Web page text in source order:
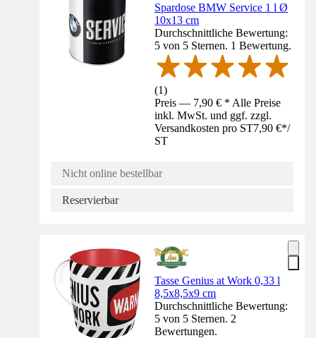
Spardose BMW Service 1 l Ø
10x13 cm
Durchschnittliche Bewertung:
5 von 5 Sternen. 1 Bewertung.
(1)
Preis — 7,90 € * Alle Preise
inkl. MwSt. und ggf. zzgl.
Versandkosten pro ST7,90 €*/
ST
Nicht online bestellbar
Reservierbar
Tasse Genius at Work 0,33 l
8,5x8,5x9 cm
Durchschnittliche Bewertung:
5 von 5 Sternen. 2
Bewertungen.